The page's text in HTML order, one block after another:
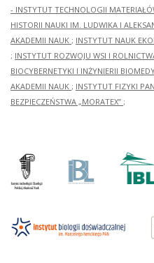
- INSTYTUT TECHNOLOGII
HISTORII NAUKI IM. LUDWIKA I
AKADEMII NAUK ; INSTYTUT NAUK
; INSTYTUT ROZWOJU WSI I
BIOCYBERNETYKI I INŻYNIERII
AKADEMII NAUK ; INSTYTUT FIZYKI PAN
BEZPIECZEŃSTWA „MORATEX” ;